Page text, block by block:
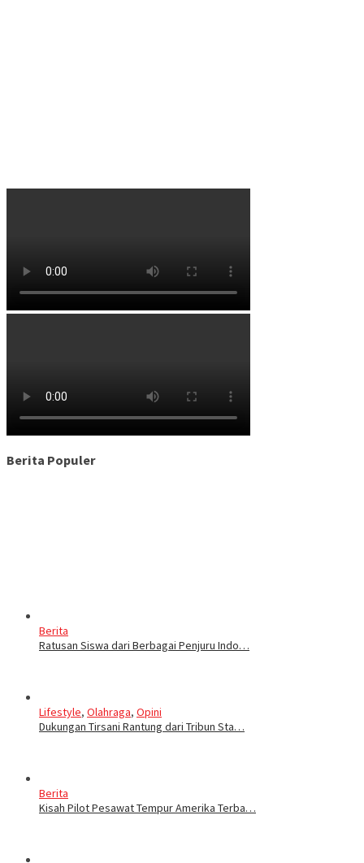
Berita Populer
Berita
Ratusan Siswa dari Berbagai Penjuru Indo…
Lifestyle, Olahraga, Opini
Dukungan Tirsani Rantung dari Tribun Sta…
Berita
Kisah Pilot Pesawat Tempur Amerika Terba…